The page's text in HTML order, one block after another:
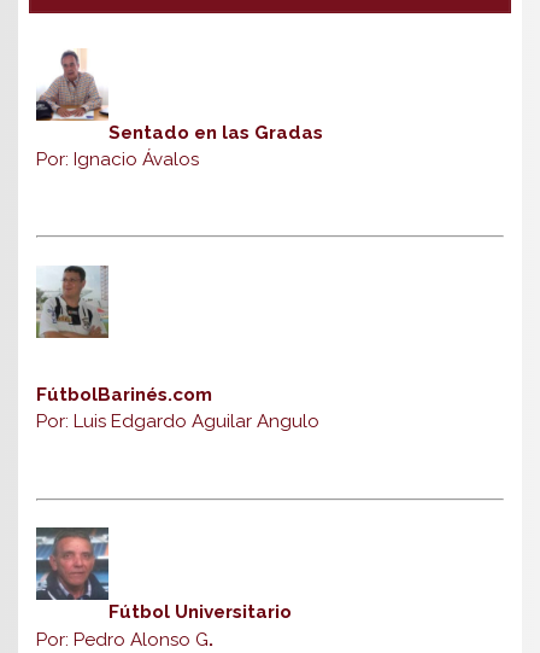
Sentado en las Gradas
Por: Ignacio Ávalos
FútbolBarinés.com
Por: Luis Edgardo Aguilar Angulo
Fútbol Universitario
Por: Pedro Alonso G.